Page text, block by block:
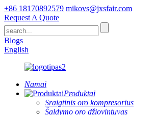
+86 18170892579 mikovs@jxsfair.com
Request A Quote
Blogs
English
Namai
Produktai
Sraigtinis oro kompresorius
Šaldymo oro džiovintuvas